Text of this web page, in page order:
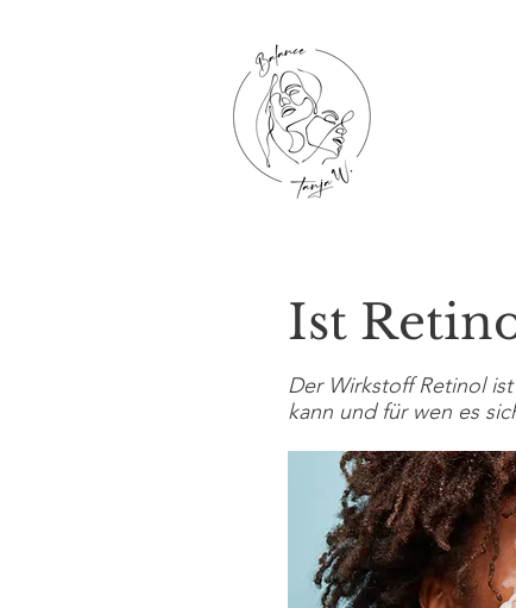
Ist
Der Wirkstoff Retinol
kann und für wen es